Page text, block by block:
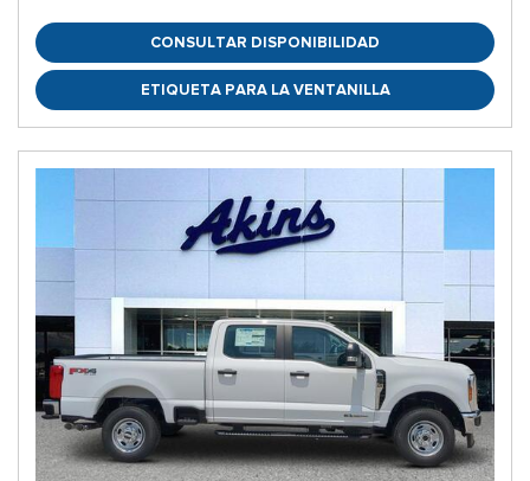
CONSULTAR DISPONIBILIDAD
ETIQUETA PARA LA VENTANILLA